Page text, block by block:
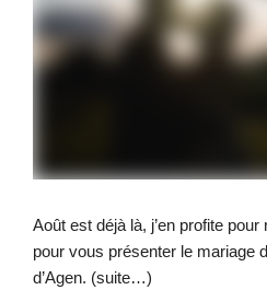
Août est déjà là, j’en profite
pour vous présenter le mariage
d’Agen. (suite…)